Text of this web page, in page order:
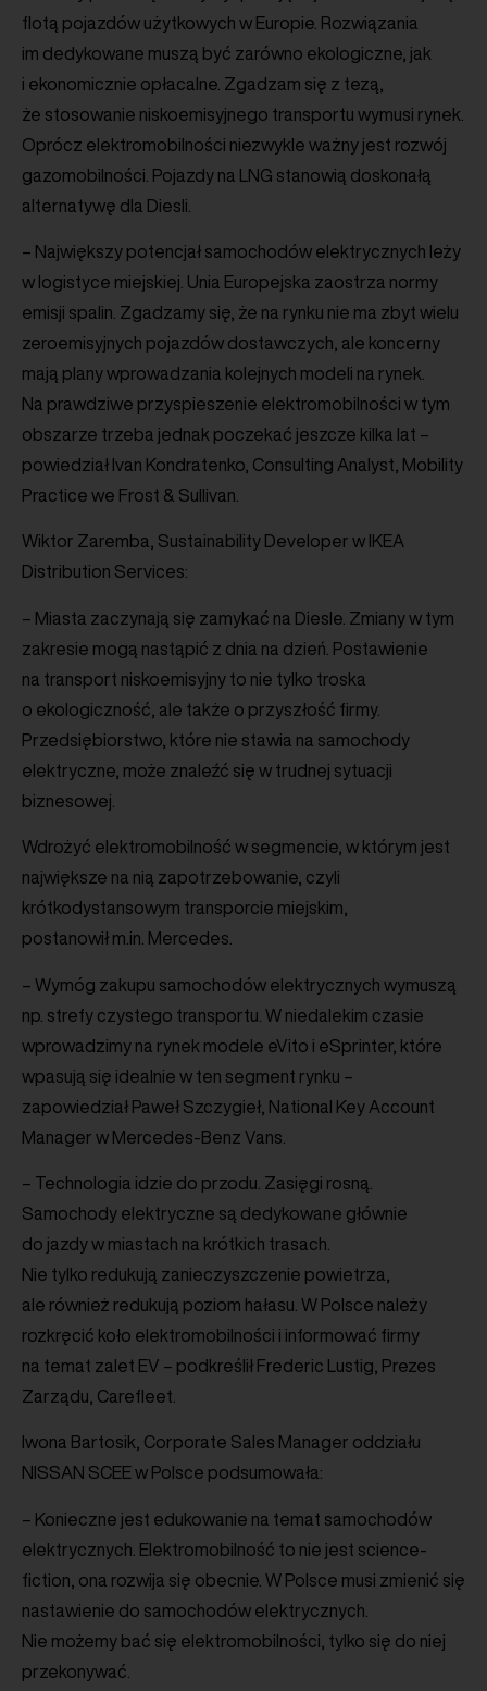
flotą pojazdów użytkowych w Europie. Rozwiązania
im dedykowane muszą być zarówno ekologiczne, jak
i ekonomicznie opłacalne. Zgadzam się z tezą,
że stosowanie niskoemisyjnego transportu wymusi rynek.
Oprócz elektromobilności niezwykle ważny jest rozwój
gazomobilności. Pojazdy na LNG stanowią doskonałą
alternatywę dla Diesli.
– Największy potencjał samochodów elektrycznych leży
w logistyce miejskiej. Unia Europejska zaostrza normy
emisji spalin. Zgadzamy się, że na rynku nie ma zbyt wielu
zeroemisyjnych pojazdów dostawczych, ale koncerny
mają plany wprowadzania kolejnych modeli na rynek.
Na prawdziwe przyspieszenie elektromobilności w tym
obszarze trzeba jednak poczekać jeszcze kilka lat –
powiedział Ivan Kondratenko, Consulting Analyst, Mobility
Practice we Frost & Sullivan.
Wiktor Zaremba, Sustainability Developer w IKEA
Distribution Services:
– Miasta zaczynają się zamykać na Diesle. Zmiany w tym
zakresie mogą nastąpić z dnia na dzień. Postawienie
na transport niskoemisyjny to nie tylko troska
o ekologiczność, ale także o przyszłość firmy.
Przedsiębiorstwo, które nie stawia na samochody
elektryczne, może znaleźć się w trudnej sytuacji
biznesowej.
Wdrożyć elektromobilność w segmencie, w którym jest
największe na nią zapotrzebowanie, czyli
krótkodystansowym transporcie miejskim,
postanowił m.in. Mercedes.
– Wymóg zakupu samochodów elektrycznych wymuszą
np. strefy czystego transportu. W niedalekim czasie
wprowadzimy na rynek modele eVito i eSprinter, które
wpasują się idealnie w ten segment rynku –
zapowiedział Paweł Szczygieł, National Key Account
Manager w Mercedes-Benz Vans.
– Technologia idzie do przodu. Zasięgi rosną.
Samochody elektryczne są dedykowane głównie
do jazdy w miastach na krótkich trasach.
Nie tylko redukują zanieczyszczenie powietrza,
ale również redukują poziom hałasu. W Polsce należy
rozkręcić koło elektromobilności i informować firmy
na temat zalet EV – podkreślił Frederic Lustig, Prezes
Zarządu, Carefleet.
Iwona Bartosik, Corporate Sales Manager oddziału
NISSAN SCEE w Polsce podsumowała:
– Konieczne jest edukowanie na temat samochodów
elektrycznych. Elektromobilność to nie jest science-
fiction, ona rozwija się obecnie. W Polsce musi zmienić się
nastawienie do samochodów elektrycznych.
Nie możemy bać się elektromobilności, tylko się do niej
przekonywać.